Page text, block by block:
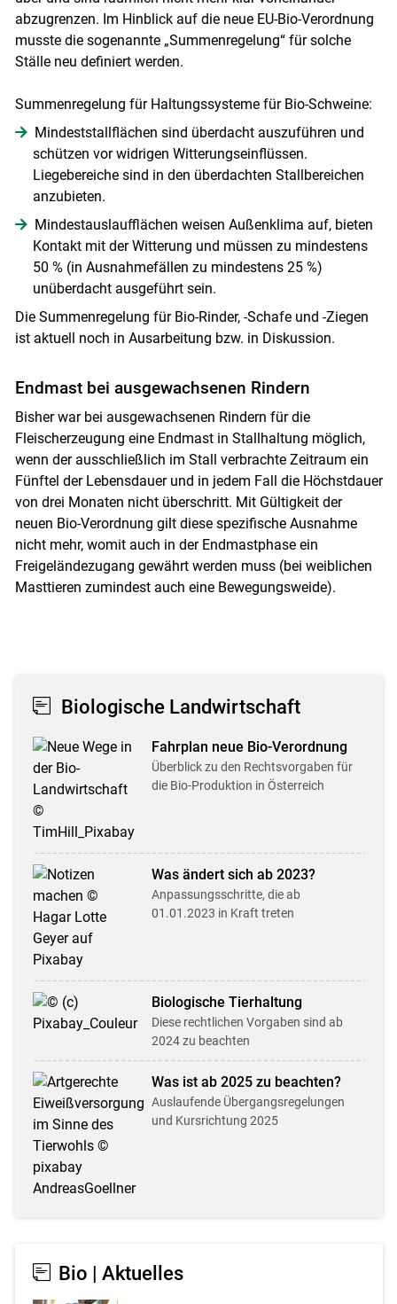
abzugrenzen. Im Hinblick auf die neue EU-Bio-Verordnung
musste die sogenannte „Summenregelung“ für solche
Ställe neu definiert werden.
Summenregelung für Haltungssysteme für Bio-Schweine:
Mindeststallflächen sind überdacht auszuführen und
schützen vor widrigen Witterungseinflüssen.
Liegebereiche sind in den überdachten Stallbereichen
anzubieten.
Mindestauslaufflächen weisen Außenklima auf, bieten
Kontakt mit der Witterung und müssen zu mindestens
50 % (in Ausnahmefällen zu mindestens 25 %)
unüberdacht ausgeführt sein.
Die Summenregelung für Bio-Rinder, -Schafe und -Ziegen
ist aktuell noch in Ausarbeitung bzw. in Diskussion.
Endmast bei ausgewachsenen Rindern
Bisher war bei ausgewachsenen Rindern für die
Fleischerzeugung eine Endmast in Stallhaltung möglich,
wenn der ausschließlich im Stall verbrachte Zeitraum ein
Fünftel der Lebensdauer und in jedem Fall die Höchstdauer
von drei Monaten nicht überschritt. Mit Gültigkeit der
neuen Bio-Verordnung gilt diese spezifische Ausnahme
nicht mehr, womit auch in der Endmastphase ein
Freigeländezugang gewährt werden muss (bei weiblichen
Masttieren zumindest auch eine Bewegungsweide).
Biologische Landwirtschaft
Fahrplan neue Bio-Verordnung
Überblick zu den Rechtsvorgaben für
die Bio-Produktion in Österreich
Was ändert sich ab 2023?
Anpassungsschritte, die ab
01.01.2023 in Kraft treten
Biologische Tier­haltung
Diese rechtlichen Vorgaben sind ab
2024 zu beachten
Was ist ab 2025 zu beachten?
Auslaufende Übergangs­regel­ungen
und Kursrichtung 2025
Bio | Aktuelles